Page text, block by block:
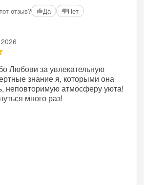
отзыв? Да Нет
Любови за увлекательную
знание я, которыми она
неповторимую атмосферу уюта!
много раз!